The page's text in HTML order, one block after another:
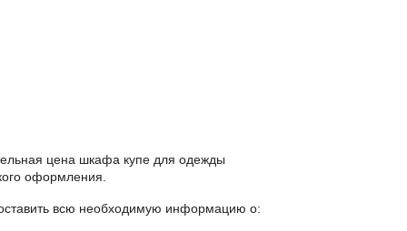
цена шкафа купе для одежды
оформления.
всю необходимую информацию о: